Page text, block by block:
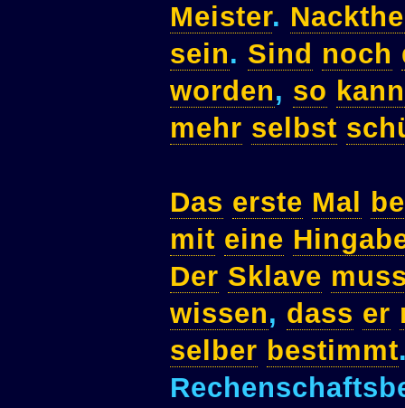
Meister.
sein. Sind noch
worden, so kann
mehr selbst
Das erste Mal
mit eine
Der Sklave
wissen, dass er
selber bestimmt